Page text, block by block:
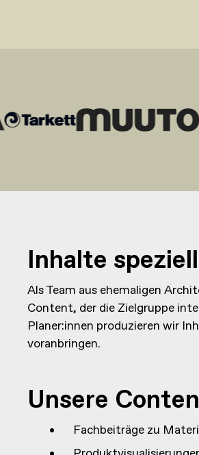
Inhalte
Als Team aus ehemaligen
Content, der die Zielgruppe
Planer:innen produzieren wir
voranbringen.
Unsere
Fachbeiträge zu